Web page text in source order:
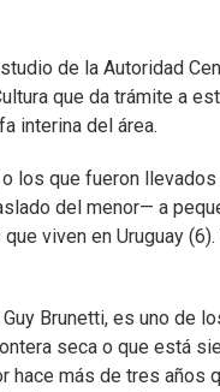
de la Autoridad
que da trámite a
interina del área.
los que fueron
del menor— a
viven en Uruguay
Brunetti, es uno de
seca o que está
hace más de tres